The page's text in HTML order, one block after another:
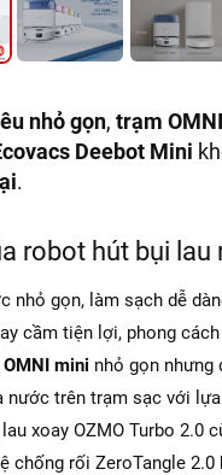
nhỏ gọn,trạm
Deebot Mini
.
robot hút bụi
nhỏ gọn, làm sạch dễ
cầm tiện lợi, phong
OMNI mini nhỏ gọn nhưng
nước trên trạm sạc với
xoay OZMO Turbo 2.0
chống rối ZeroTangle